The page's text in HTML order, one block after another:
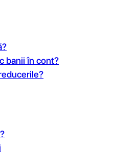
banii în cont?